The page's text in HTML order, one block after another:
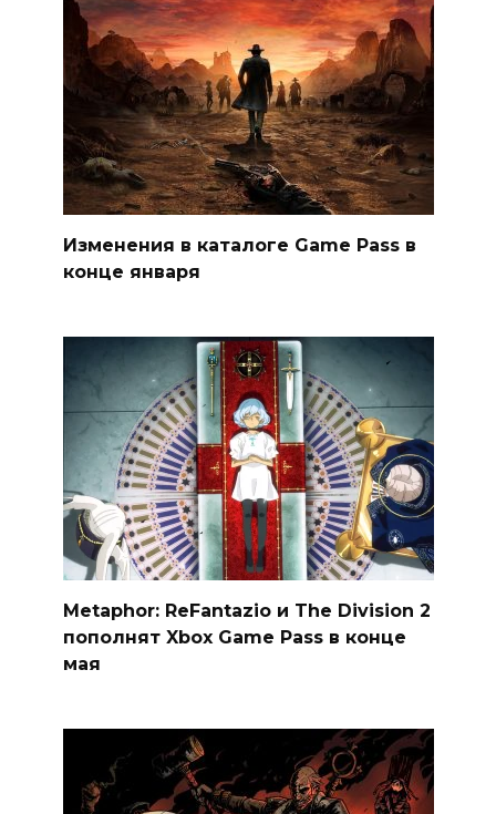
Изменения в каталоге Game Pass в
конце января
Metaphor: ReFantazio и The Division 2
пополнят Xbox Game Pass в конце
мая